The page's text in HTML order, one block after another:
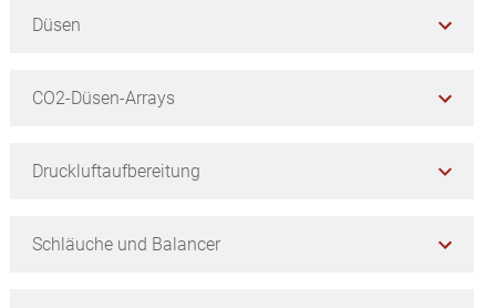
Düsen
CO2-Düsen-Arrays
Druckluftaufbereitung
Schläuche und Balancer